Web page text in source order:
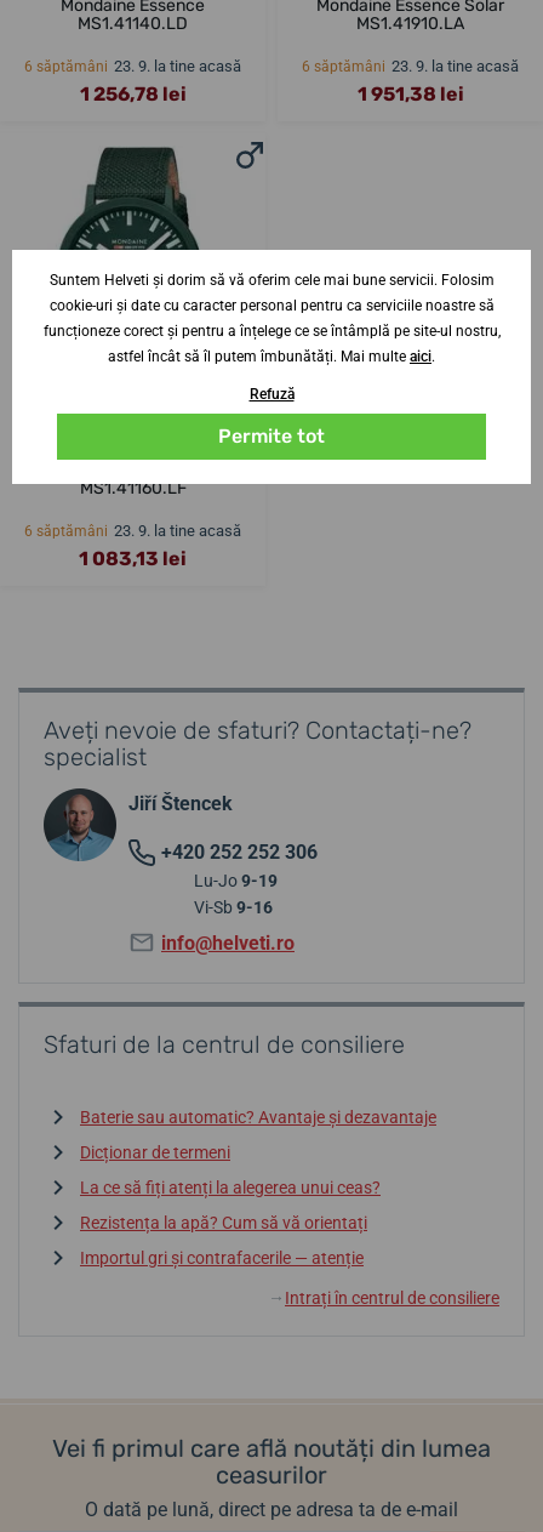
Mondaine Essence
MS1.41140.LD
6 săptămâni 23. 9. la tine acasă
1 256,78 lei
Mondaine Essence Solar
MS1.41910.LA
6 săptămâni 23. 9. la tine acasă
1 951,38 lei
MS1.41160.LF
6 săptămâni 23. 9. la tine acasă
1 083,13 lei
Aveți nevoie de sfaturi? Contactați-ne?
specialist
Jiří Štencek
+420 252 252 306
Lu-Jo9-19
Vi-Sb 9-16
info@helveti.ro
Sfaturi de la centrul de consiliere
Baterie sau automatic? Avantaje și dezavantaje
Dicționar de termeni
La ce să fiți atenți la alegerea unui ceas?
Rezistența la apă? Cum să vă orientați
Importul gri și contrafacerile — atenție
↓ Intrați în centrul de consiliere
Vei fi primul care află noutăți din lumea
ceasurilor
O dată pe lună, direct pe adresa ta de e-mail
Suntem Helveti și dorim să vă oferim cele mai bune servicii. Folosim
cookie-uri și date cu caracter personal pentru ca serviciile noastre să
funcționeze corect și pentru a înțelege ce se întâmplă pe site-ul nostru,
astfel încât să îl putem îmbunătăți. Mai multe aici.
Refuză
Permite tot